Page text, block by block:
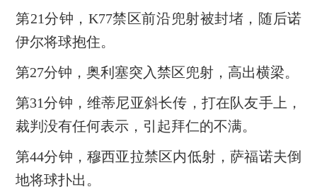
第21分钟，K77禁区前沿兜射被封堵，随后诺
伊尔将球抱住。
第27分钟，奥利塞突入禁区兜射，高出横梁。
第31分钟，维蒂尼亚斜长传，打在队友手上，
裁判没有任何表示，引起拜仁的不满。
第44分钟，穆西亚拉禁区内低射，萨福诺夫倒
地将球扑出。